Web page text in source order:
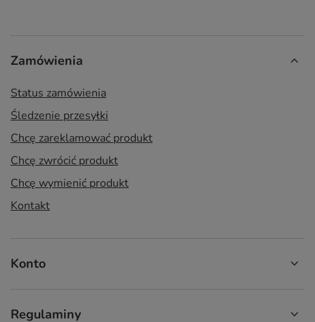
Zamówienia
Status zamówienia
Śledzenie przesyłki
Chcę zareklamować produkt
Chcę zwrócić produkt
Chcę wymienić produkt
Kontakt
Konto
Regulaminy